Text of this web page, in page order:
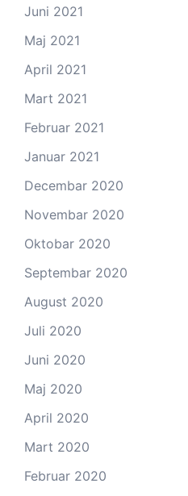
Juni 2021
Maj 2021
April 2021
Mart 2021
Februar 2021
Januar 2021
Decembar 2020
Novembar 2020
Oktobar 2020
Septembar 2020
August 2020
Juli 2020
Juni 2020
Maj 2020
April 2020
Mart 2020
Februar 2020